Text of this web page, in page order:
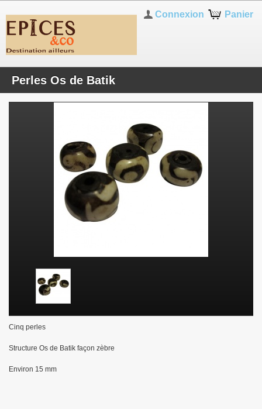
Panier
Connexion
Perles Os de Batik
Cinq perles
Structure Os de Batik façon zèbre
Environ 15 mm